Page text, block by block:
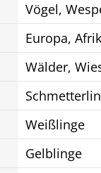
Vögel,
Europa,
Wälder,
Weißlinge
Gelblinge